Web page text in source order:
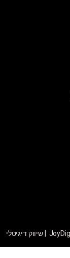
שיווק דיגיטלי